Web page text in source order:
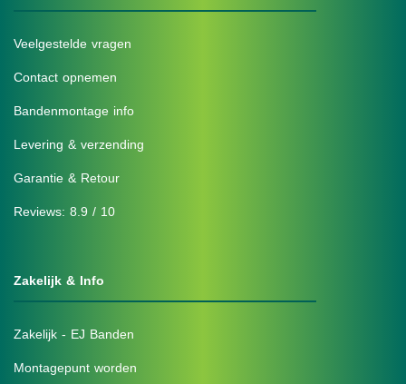
Veelgestelde vragen
Contact opnemen
Bandenmontage info
Levering & verzending
Garantie & Retour
Reviews: 8.9 / 10
Zakelijk & Info
Zakelijk - EJ Banden
Montagepunt worden